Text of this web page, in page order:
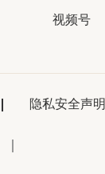
视频号
隐私安全声明